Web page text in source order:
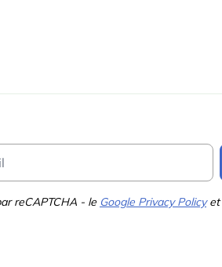
reCAPTCHA - le Google Privacy Policyet